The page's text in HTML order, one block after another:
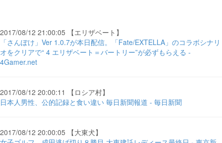
2017/08/12 21:00:05 【エリザベート】
「さんぽけ」Ver 1.0.7が本日配信。「Fate/EXTELLA」のコラボシナリ
オをクリアで“ 4 エリザベート＝バートリー”が必ずもらえる -
4Gamer.net
2017/08/12 20:00:11 【ロシア村】
日本人男性、公的記録と食い違い 毎日新聞報道 - 毎日新聞
2017/08/12 20:00:05 【大東犬】